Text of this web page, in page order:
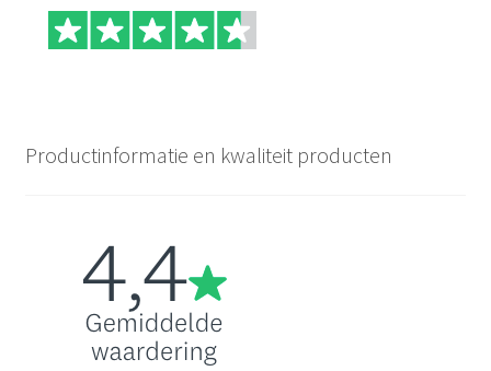
Productinformatie en kwaliteit producten